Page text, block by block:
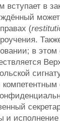
вступает в
(
в этом
и